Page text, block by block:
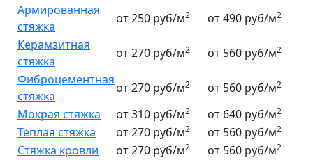
Армированная
стяжка
от 250 руб/м2 от 490 руб/м2
Керамзитная
стяжка
от 270 руб/м2 от 560 руб/м2
Фиброцементная
стяжка
от 270 руб/м2 от 560 руб/м2
Мокрая стяжка от 310 руб/м2 от 640 руб/м2
Теплая стяжка от 270 руб/м2 от 560 руб/м2
Стяжка кровли от 270 руб/м2 от 560 руб/м2